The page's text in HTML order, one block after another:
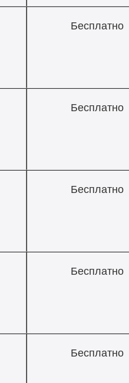
Бесплатно
Бесплатно
Бесплатно
Бесплатно
Бесплатно